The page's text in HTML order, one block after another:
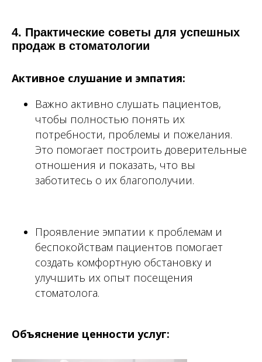
4. Практические советы для успешных
продаж в стоматологии
Активное слушание и эмпатия:
Важно активно слушать пациентов,
чтобы полностью понять их
потребности, проблемы и пожелания.
Это помогает построить доверительные
отношения и показать, что вы
заботитесь о их благополучии.
Проявление эмпатии к проблемам и
беспокойствам пациентов помогает
создать комфортную обстановку и
улучшить их опыт посещения
стоматолога.
Объяснение ценности услуг: